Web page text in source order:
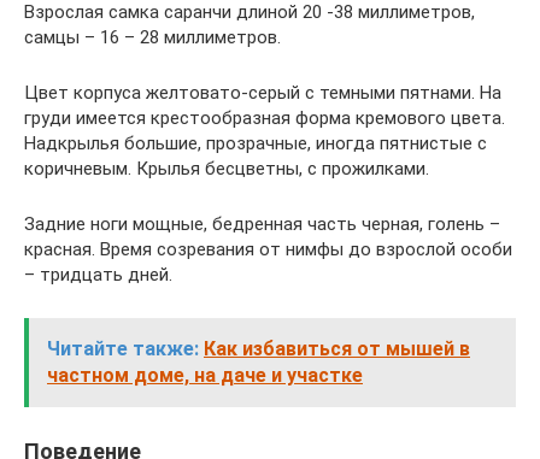
Взрослая самка саранчи длиной 20 -38 миллиметров,
самцы – 16 – 28 миллиметров.
Цвет корпуса желтовато-серый с темными пятнами. На
груди имеется крестообразная форма кремового цвета.
Надкрылья большие, прозрачные, иногда пятнистые с
коричневым. Крылья бесцветны, с прожилками.
Задние ноги мощные, бедренная часть черная, голень –
красная. Время созревания от нимфы до взрослой особи
– тридцать дней.
Читайте также: Как избавиться от мышей в
частном доме, на даче и участке
Поведение